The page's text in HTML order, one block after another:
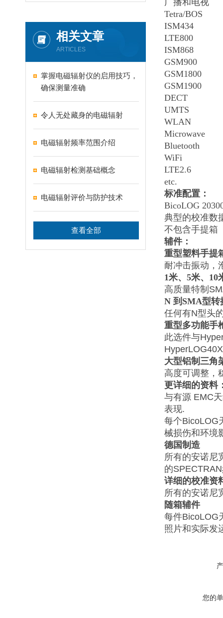
相关文章
ARTICLES
掌握电磁辐射仪的启用技巧，
确保测量准确
令人无处藏身的电磁辐射
电磁辐射频率范围介绍
电磁辐射检测基础概念
电磁辐射评价与防护技术
查看全部
广播和电视
Tetra/BOS
ISM434
LTE800
ISM868
GSM900
GSM1800
GSM1900
DECT
UMTS
WLAN
Microwave
Bluetooth
WiFi
LTE2.6
etc.
标准配置：
BicoLOG
典型的校准数
不包含手提箱
辅件：
重型塑料手提
耐冲击振动，
1米、5米、10
高质量特制
N 到SMA型转
任何有N型头
重型多功能手
此选件与
大型铝制三角
高度可调整，
更详细的资料
与有源 EMC
表现.
每个BicoLOG
械损伤和环境
德国制造
所有的安诺尼
的
详细的校准资
所有的安诺尼
随箱辅件
每件BicoLOG
照片和实际发
您的